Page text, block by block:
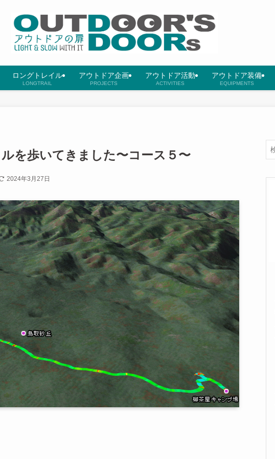
ロングトレイル
LONGTRAIL
アウトドア企画
PROJECTS
アウトドア活動
ACTIVITIES
アウトドア装備
EQUIPMENTS
を歩いてきました〜コース５〜
2024年3月27日